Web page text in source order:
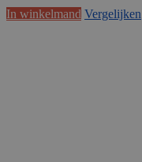
In winkelmand Vergelijken